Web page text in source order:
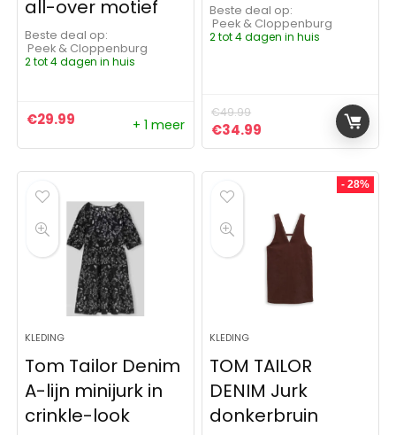
all-over motief
Beste deal op:
Peek & Cloppenburg
2 tot 4 dagen in huis
€29.99 + 1 meer
Beste deal op:
Peek & Cloppenburg
2 tot 4 dagen in huis
€49.99
Oorspronkelijke prijs
€34.99 Huidige prijs is:
KLEDING
Tom Tailor Denim
A-lijn minijurk in
crinkle-look
- 28%
KLEDING
TOM TAILOR
DENIM Jurk
donkerbruin